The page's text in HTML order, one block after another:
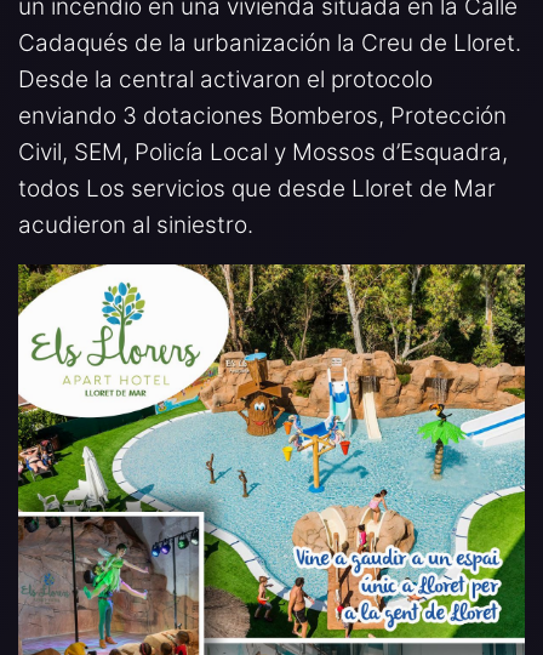
un incendio en una vivienda situada en la Calle
Cadaqués de la urbanización la Creu de Lloret.
Desde la central activaron el protocolo
enviando 3 dotaciones Bomberos, Protección
Civil, SEM, Policía Local y Mossos d’Esquadra,
todos Los servicios que desde Lloret de Mar
acudieron al siniestro.